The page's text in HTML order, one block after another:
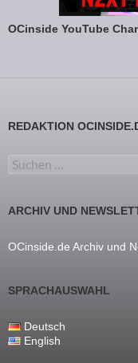
OCinside YouTube
REDAKTION
Suchen nach:
ARCHIV UND
OCinside.de Archiv und
SPRACHAUSWAHL
Deutsch
English